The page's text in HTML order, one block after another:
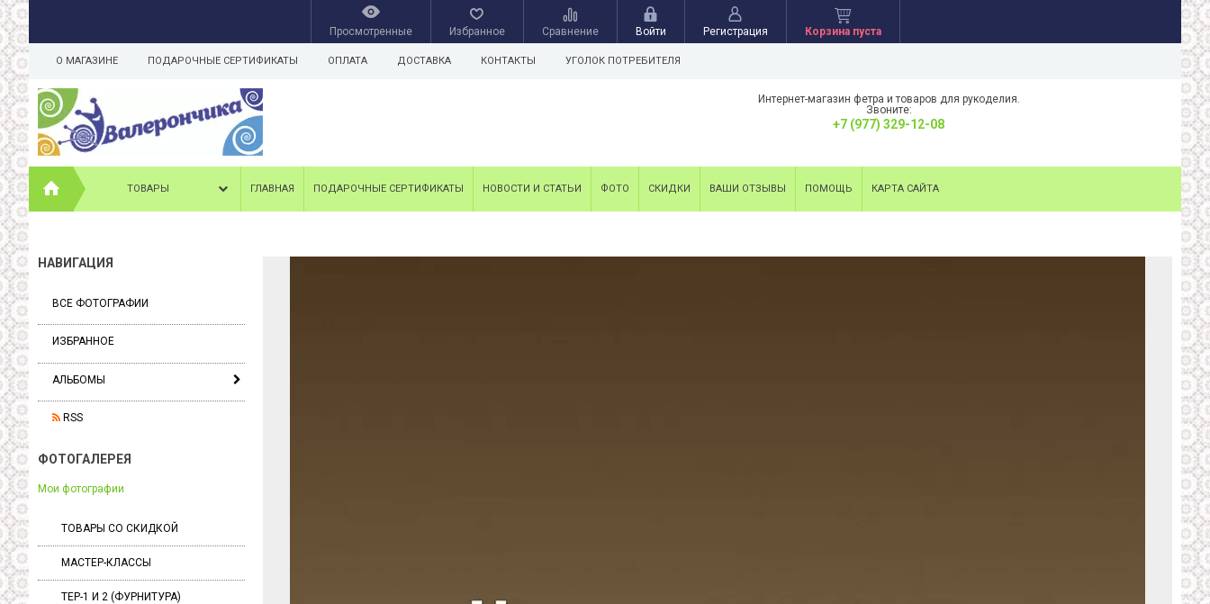
Просмотренные Избранное Сравнение Войти Регистрация Корзина пуста
О МАГАЗИНЕ ПОДАРОЧНЫЕ СЕРТИФИКАТЫ ОПЛАТА ДОСТАВКА КОНТАКТЫ УГОЛОК ПОТРЕБИТЕЛЯ
Интернет-магазин фетра и товаров для рукоделия.
Звоните:
+7 (977) 329-12-08
ТОВАРЫ ГЛАВНАЯ ПОДАРОЧНЫЕ СЕРТИФИКАТЫ НОВОСТИ И СТАТЬИ ФОТО СКИДКИ ВАШИ ОТЗЫВЫ ПОМОЩЬ КАРТА САЙТА
НАВИГАЦИЯ
ВСЕ ФОТОГРАФИИ
ИЗБРАННОЕ
АЛЬБОМЫ
RSS
ФОТОГАЛЕРЕЯ
Мои фотографии
ТОВАРЫ СО СКИДКОЙ
МАСТЕР-КЛАССЫ
ТЕР-1 И 2 (ФУРНИТУРА)